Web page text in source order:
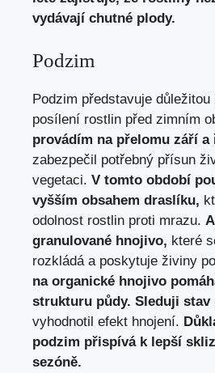
vydávají chutné plody.
Podzim
Podzim představuje
posílení rostlin před zimním
provádím na přelomu září a
zabezpečil potřebný přísun
vegetaci. V tomto období
vyšším obsahem draslíku,
odolnost rostlin proti mrazu.
granulované hnojivo, které
rozkládá a poskytuje živiny
na organické hnojivo
strukturu půdy. Sleduji stav
vyhodnotil efekt hnojení.
podzim přispívá k lepší
sezóně.